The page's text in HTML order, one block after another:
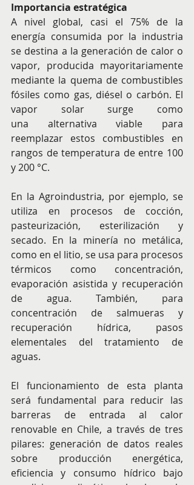
Importancia estratégica
A nivel global, casi el 75% de la
energía consumida por la industria
se destina a la generación de calor o
vapor, producida mayoritariamente
mediante la quema de combustibles
fósiles como gas, diésel o carbón. El
vapor solar surge como
una alternativa viable para
reemplazar estos combustibles en
rangos de temperatura de entre 100
y 200 °C.
En la Agroindustria, por ejemplo, se
utiliza en procesos de cocción,
pasteurización, esterilización y
secado. En la minería no metálica,
como en el litio, se usa para procesos
térmicos como concentración,
evaporación asistida y recuperación
de agua. También, para
concentración de salmueras y
recuperación hídrica, pasos
elementales del tratamiento de
aguas.
El funcionamiento de esta planta
será fundamental para reducir las
barreras de entrada al calor
renovable en Chile, a través de tres
pilares: generación de datos reales
sobre producción energética,
eficiencia y consumo hídrico bajo